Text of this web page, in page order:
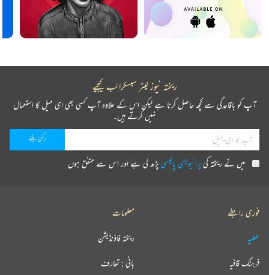
ریختہ نیوز لیٹر سبسکرائب کیجیے
آپ کو باقاعدگی سے کچھ حاصل کرنا ہے لیکن اس کے علاوہ آپ کسی بھی ای میل کا استعمال
نہیں کرتے ہیں۔
میں نے ریختہ کیپرائیویسی پالیسیپڑھ لی ہے اور اس سے متفق ہوں
فوری رابطے
عطیہ
فرہنگ قافیہ
معلومات
ریختہ فاؤنڈیشن
بانی : تعارف